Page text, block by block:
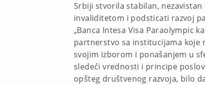
Srbiji stvorila stabilan,
invaliditetom i podsticati razvoj
„Banca Intesa Visa Paraolympic
partnerstvo sa institucijama koje
svojim izborom i ponašanjem u
sledeći vrednosti i principe
opšteg društvenog razvoja, bilo